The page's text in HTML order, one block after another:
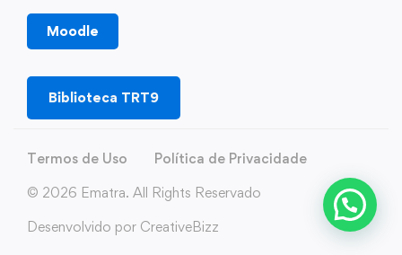
Moodle
Biblioteca TRT9
Termos de Uso
Política de Privacidade
© 2026 Ematra. All Rights Reservado
Desenvolvido por CreativeBizz